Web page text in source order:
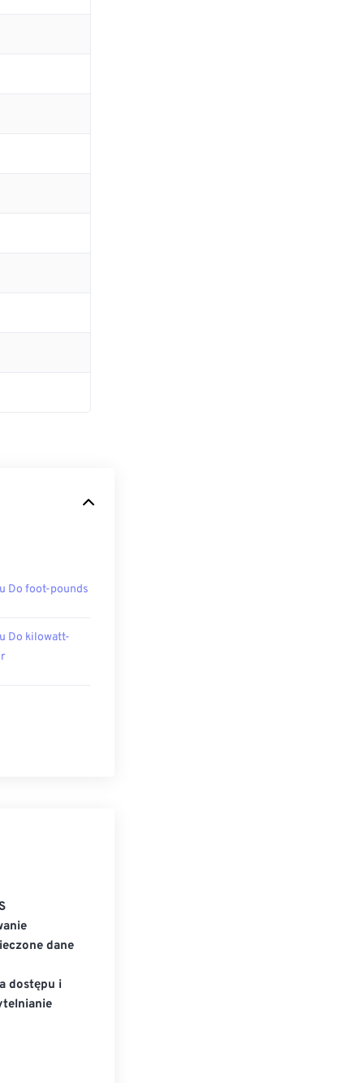
Do foot-pounds
Do kilowatt-
dane
dostępu i